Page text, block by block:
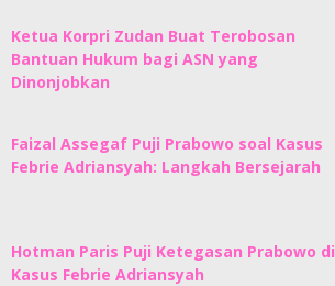
Ketua Korpri Zudan Buat Terobosan
Bantuan Hukum bagi ASN yang
Dinonjobkan
Faizal Assegaf Puji Prabowo soal Kasus
Febrie Adriansyah: Langkah Bersejarah
Hotman Paris Puji Ketegasan Prabowo di
Kasus Febrie Adriansyah